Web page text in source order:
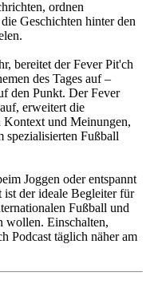
ordnen
Geschichten hinter den
bereitet der Fever Pit'ch
des Tages auf –
den Punkt. Der Fever
erweitert die
Kontext und Meinungen,
spezialisierten Fußball
Joggen oder entspannt
ist der ideale Begleiter für
Fußball und
wollen. Einschalten,
Podcast täglich näher am